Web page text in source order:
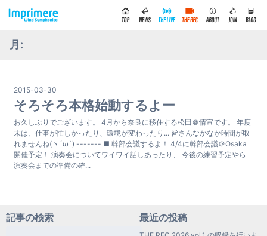
月:
2015-03-30
そろそろ本格始動するよー
お久しぶりでございます。 4月から奈良に移住する松田＠情宣です。 年度
末は、仕事が忙しかったり、環境が変わったり... 皆さんなかなか時間が取
れませんね(ヽ´ω`) ------- ■ 幹部会議するよ！ 4/4に幹部会議＠Osaka
開催予定！ 演奏会についてワイワイ話しあったり、 今後の練習予定やら
演奏会までの準備の確...
記事の検索 最近の投稿